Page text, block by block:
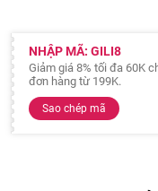
NHẬP MÃ: GILI8
Giảm giá 8% tối đa 60K
đơn hàng từ 199K.
Sao chép mã